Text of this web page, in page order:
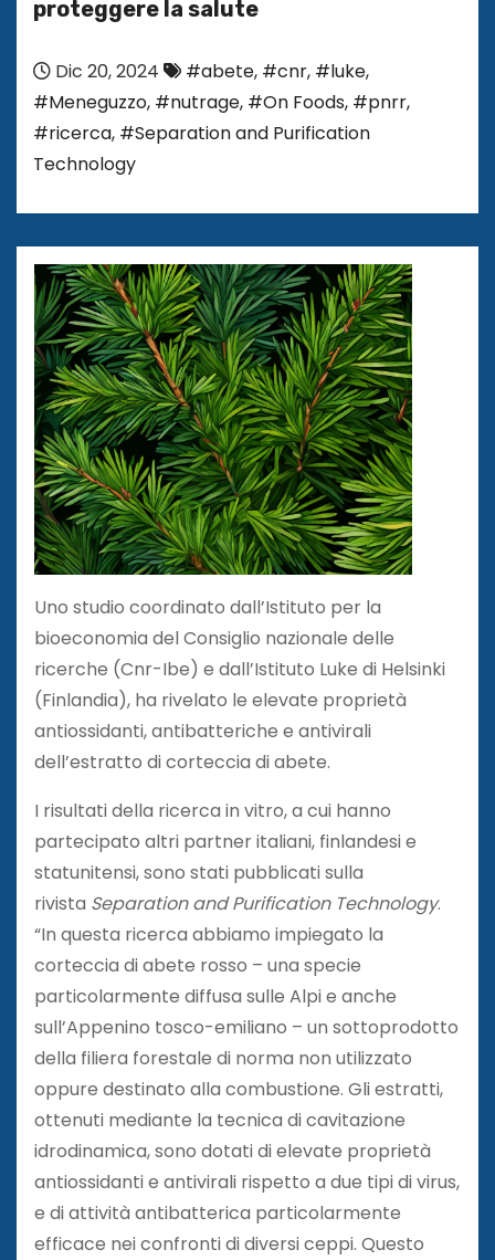
proteggere la salute
Dic 20, 2024 #abete, #cnr, #luke,
#Meneguzzo, #nutrage, #On Foods, #pnrr,
#ricerca, #Separation and Purification
Technology
Uno studio coordinato dall’Istituto per la
bioeconomia del Consiglio nazionale delle
ricerche (Cnr-Ibe) e dall’Istituto Luke di Helsinki
(Finlandia), ha rivelato le elevate proprietà
antiossidanti, antibatteriche e antivirali
dell’estratto di corteccia di abete.
I risultati della ricerca in vitro, a cui hanno
partecipato altri partner italiani, finlandesi e
statunitensi, sono stati pubblicati sulla
rivista Separation and Purification Technology.
“In questa ricerca abbiamo impiegato la
corteccia di abete rosso – una specie
particolarmente diffusa sulle Alpi e anche
sull’Appenino tosco-emiliano – un sottoprodotto
della filiera forestale di norma non utilizzato
oppure destinato alla combustione. Gli estratti,
ottenuti mediante la tecnica di cavitazione
idrodinamica, sono dotati di elevate proprietà
antiossidanti e antivirali rispetto a due tipi di virus,
e di attività antibatterica particolarmente
efficace nei confronti di diversi ceppi. Questo